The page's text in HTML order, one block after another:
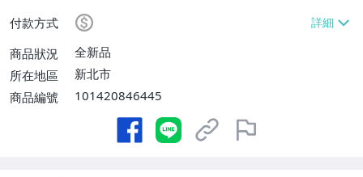
【單件運費$60、消費滿$5000免運費】
付款方式
商品狀況
全新品
所在地區
新北市
商品編號
101420846445